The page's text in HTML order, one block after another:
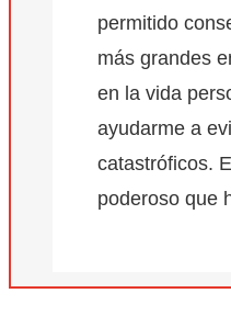
permitido
más grandes
en la vida
ayudarme a
catastróficos.
poderoso que